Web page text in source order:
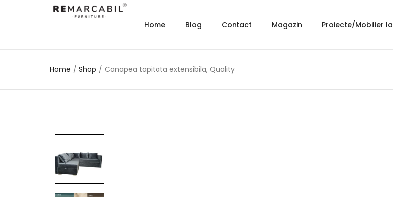
Home Blog Contact Magazin Proiecte/Mobilier
Home / Shop / Canapea tapitata extensibila, Quality